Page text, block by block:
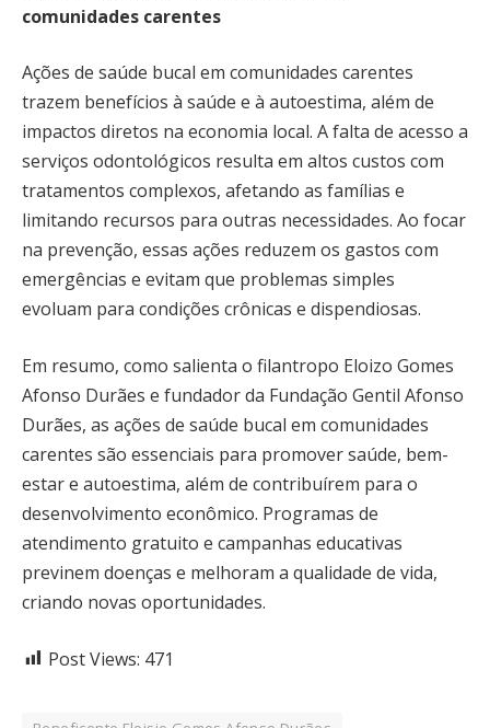
comunidades carentes
Ações de saúde bucal em comunidades carentes
trazem benefícios à saúde e à autoestima, além de
impactos diretos na economia local. A falta de acesso a
serviços odontológicos resulta em altos custos com
tratamentos complexos, afetando as famílias e
limitando recursos para outras necessidades. Ao focar
na prevenção, essas ações reduzem os gastos com
emergências e evitam que problemas simples
evoluam para condições crônicas e dispendiosas.
Em resumo, como salienta o filantropo Eloizo Gomes
Afonso Durães e fundador da Fundação Gentil Afonso
Durães, as ações de saúde bucal em comunidades
carentes são essenciais para promover saúde, bem-
estar e autoestima, além de contribuírem para o
desenvolvimento econômico. Programas de
atendimento gratuito e campanhas educativas
previnem doenças e melhoram a qualidade de vida,
criando novas oportunidades.
Post Views: 471